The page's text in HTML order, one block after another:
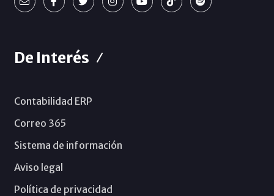
De Interés
Contabilidad ERP
Correo 365
Sistema de información
Aviso legal
Política de privacidad